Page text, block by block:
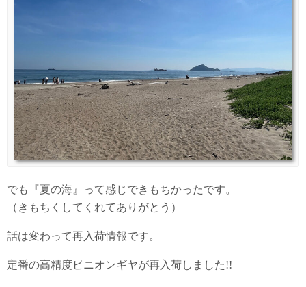
でも『夏の海』って感じできもちかったです。
（きもちくしてくれてありがとう）
話は変わって再入荷情報です。
定番の高精度ピニオンギヤが再入荷しました!!